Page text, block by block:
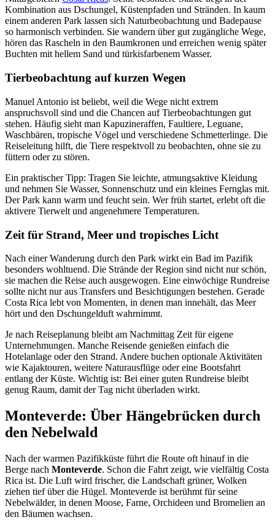
Kombination aus Dschungel, Küstenpfaden und Stränden. In kaum
einem anderen Park lassen sich Naturbeobachtung und Badepause
so harmonisch verbinden. Sie wandern über gut zugängliche Wege,
hören das Rascheln in den Baumkronen und erreichen wenig später
Buchten mit hellem Sand und türkisfarbenem Wasser.
Tierbeobachtung auf kurzen Wegen
Manuel Antonio ist beliebt, weil die Wege nicht extrem
anspruchsvoll sind und die Chancen auf Tierbeobachtungen gut
stehen. Häufig sieht man Kapuzineraffen, Faultiere, Leguane,
Waschbären, tropische Vögel und verschiedene Schmetterlinge. Die
Reiseleitung hilft, die Tiere respektvoll zu beobachten, ohne sie zu
füttern oder zu stören.
Ein praktischer Tipp: Tragen Sie leichte, atmungsaktive Kleidung
und nehmen Sie Wasser, Sonnenschutz und ein kleines Fernglas mit.
Der Park kann warm und feucht sein. Wer früh startet, erlebt oft die
aktivere Tierwelt und angenehmere Temperaturen.
Zeit für Strand, Meer und tropisches Licht
Nach einer Wanderung durch den Park wirkt ein Bad im Pazifik
besonders wohltuend. Die Strände der Region sind nicht nur schön,
sie machen die Reise auch ausgewogen. Eine einwöchige Rundreise
sollte nicht nur aus Transfers und Besichtigungen bestehen. Gerade
Costa Rica lebt von Momenten, in denen man innehält, das Meer
hört und den Dschungelduft wahrnimmt.
Je nach Reiseplanung bleibt am Nachmittag Zeit für eigene
Unternehmungen. Manche Reisende genießen einfach die
Hotelanlage oder den Strand. Andere buchen optionale Aktivitäten
wie Kajaktouren, weitere Naturausflüge oder eine Bootsfahrt
entlang der Küste. Wichtig ist: Bei einer guten Rundreise bleibt
genug Raum, damit der Tag nicht überladen wirkt.
Monteverde: Über Hängebrücken durch
den Nebelwald
Nach der warmen Pazifikküste führt die Route oft hinauf in die
Berge nach Monteverde. Schon die Fahrt zeigt, wie vielfältig Costa
Rica ist. Die Luft wird frischer, die Landschaft grüner, Wolken
ziehen tief über die Hügel. Monteverde ist berühmt für seine
Nebelwälder, in denen Moose, Farne, Orchideen und Bromelien an
den Bäumen wachsen.